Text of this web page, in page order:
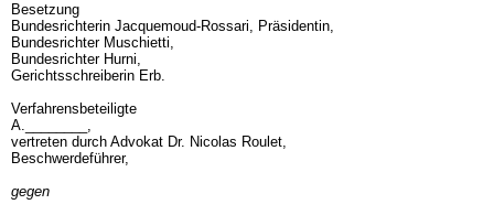
Besetzung
Bundesrichterin Jacquemoud-Rossari, Präsidentin,
Bundesrichter Muschietti,
Bundesrichter Hurni,
Gerichtsschreiberin Erb.
Verfahrensbeteiligte
A.________,
vertreten durch Advokat Dr. Nicolas Roulet,
Beschwerdeführer,
gegen